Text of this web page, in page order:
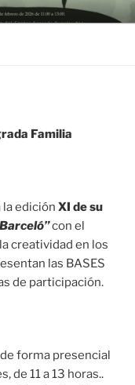
BARCELÓ
Familia
la edición XI de su
con el
creatividad en los
las BASES
de participación.
forma presencial
de 11 a 13 horas..